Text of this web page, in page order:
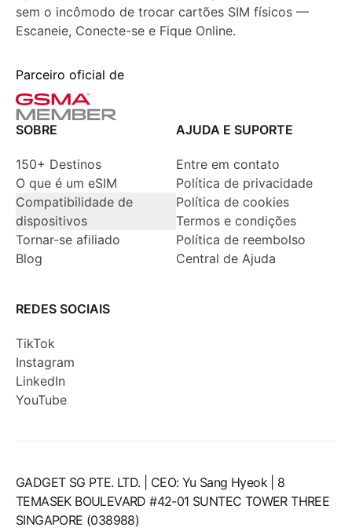
sem o incômodo de trocar cartões SIM físicos —
Escaneie, Conecte-se e Fique Online.
Parceiro oficial de
SOBRE
150+ Destinos
O que é um eSIM
Compatibilidade de
dispositivos
Tornar-se afiliado
Blog
AJUDA E SUPORTE
Entre em contato
Política de privacidade
Política de cookies
Termos e condições
Política de reembolso
Central de Ajuda
REDES SOCIAIS
TikTok
Instagram
LinkedIn
YouTube
GADGET SG PTE. LTD. | CEO: Yu Sang Hyeok | 8
TEMASEK BOULEVARD #42-01 SUNTEC TOWER THREE
SINGAPORE (038988)